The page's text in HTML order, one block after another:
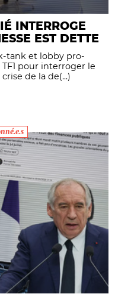
INTERROGE
EST DETTE
tank et lobby pro-
pour interroger le
de la de(...)